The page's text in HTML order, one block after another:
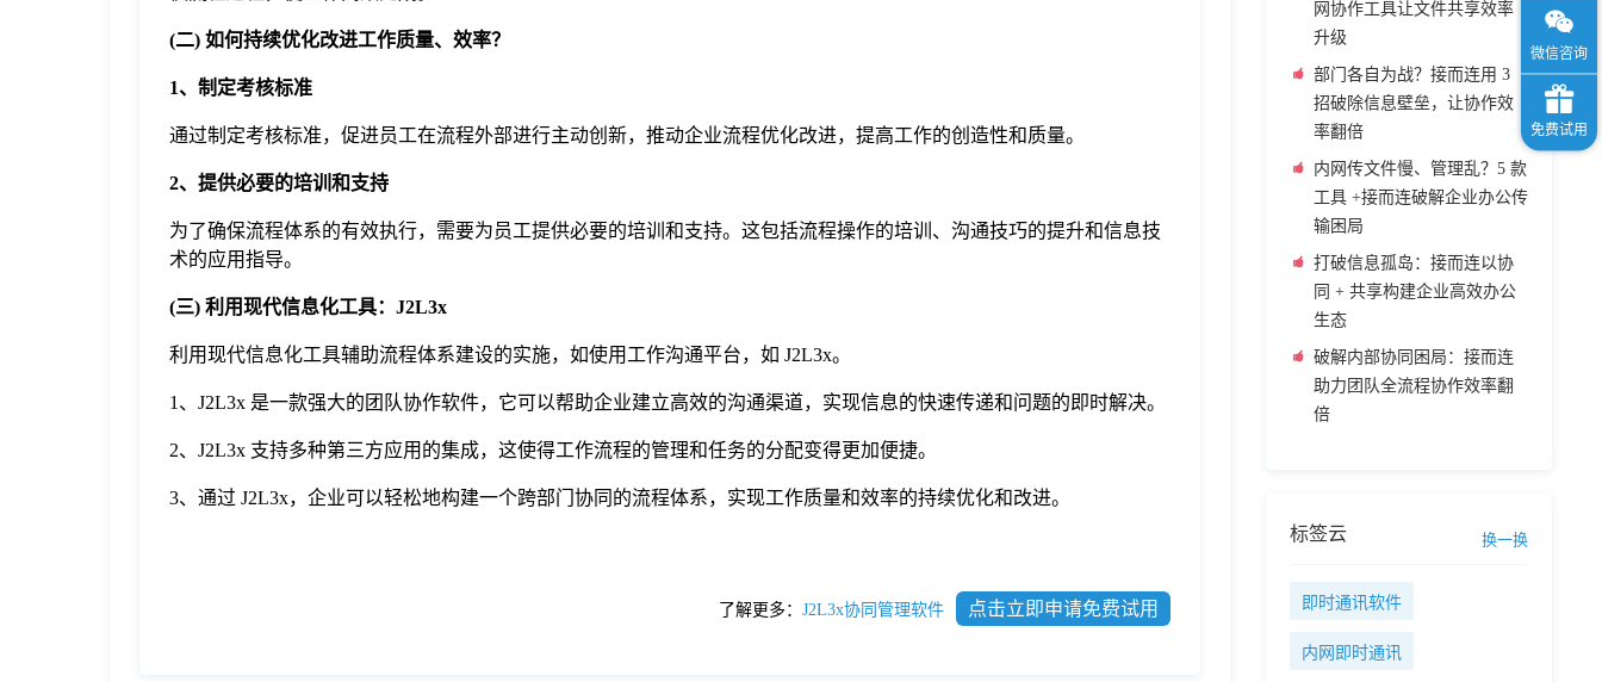
(二) 如何持续优化改进工作质量、效率？
1、制定考核标准
通过制定考核标准，促进员工在流程外部进行主动创新，推动企业流程优化改进，提高工作的创造性和质量。
2、 提供必要的培训和支持
为了确保流程体系的有效执行，需要为员工提供必要的培训和支持。这包括流程操作的培训、沟通技巧的提升和信息技
术的应用指导。
(三) 利用现代信息化工具：J2L3x
利用现代信息化工具辅助流程体系建设的实施，如使用工作沟通平台，如 J2L3x。
1、J2L3x 是一款强大的团队协作软件，它可以帮助企业建立高效的沟通渠道，实现信息的快速传递和问题的即时解决。
2、J2L3x 支持多种第三方应用的集成，这使得工作流程的管理和任务的分配变得更加便捷。
3、通过 J2L3x，企业可以轻松地构建一个跨部门协同的流程体系，实现工作质量和效率的持续优化和改进。
了解更多： J2L3x协同管理软件 点击立即申请免费试用
网协作工具让文件共享效率
升级
部门各自为战？接而连用 3
招破除信息壁垒，让协作效
率翻倍
内网传文件慢、管理乱？5 款
工具 +接而连破解企业办公传
输困局
打破信息孤岛：接而连以协
同 + 共享构建企业高效办公
生态
破解内部协同困局：接而连
助力团队全流程协作效率翻
倍
标签云 换一换
即时通讯软件
内网即时通讯